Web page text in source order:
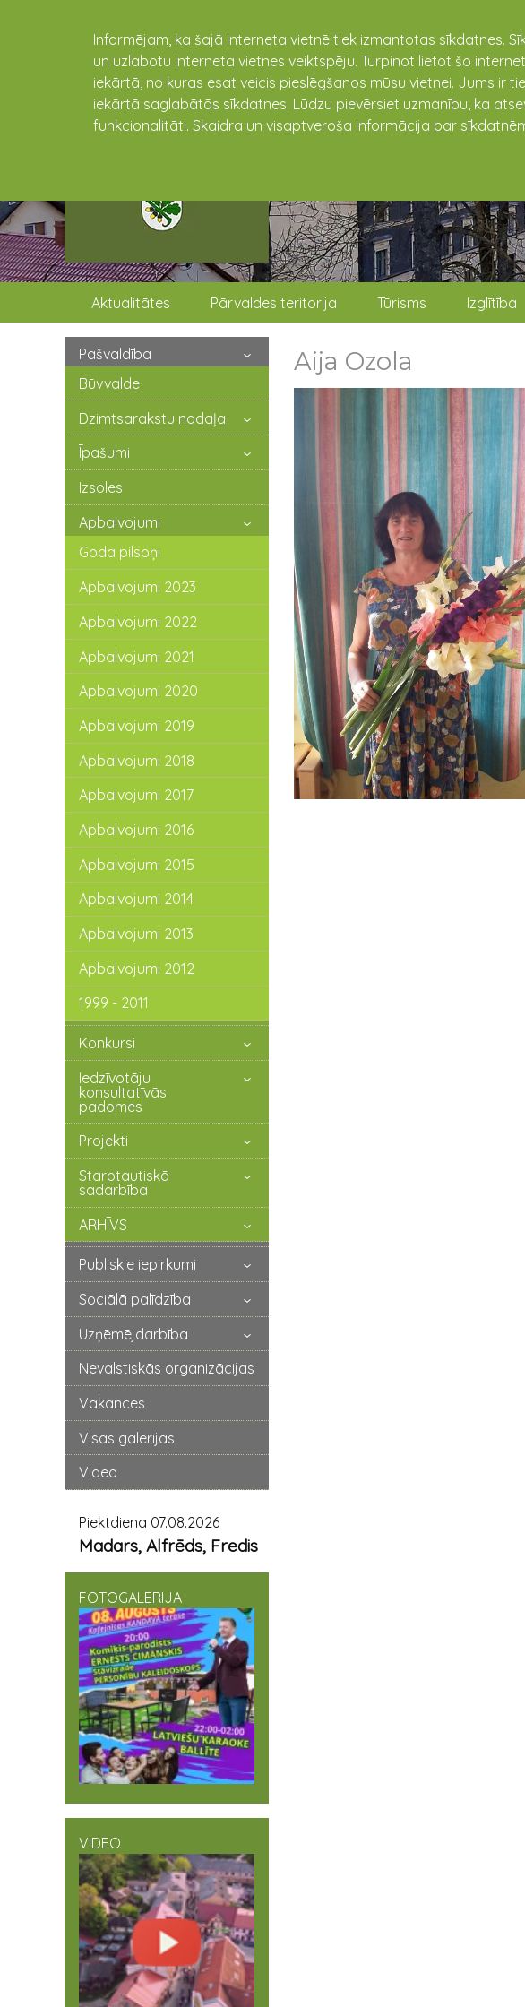
Informējam, ka šajā interneta vietnē tiek izmantotas sīkdatnes.
un uzlabotu interneta vietnes veiktspēju. Turpinot lietot šo
iekārtā, no kuras esat veicis pieslēgšanos mūsu vietnei. Jums ir
iekārtā saglabātās sīkdatnes. Lūdzu pievērsiet uzmanību, ka
funkcionalitāti. Skaidra un visaptveroša informācija par
Aktualitātes Pārvaldes teritorija Tūrisms Izglītība
Pašvaldība
Būvvalde
Dzimtsarakstu nodaļa
Īpašumi
Izsoles
Apbalvojumi
Goda pilsoņi
Apbalvojumi 2023
Apbalvojumi 2022
Apbalvojumi 2021
Apbalvojumi 2020
Apbalvojumi 2019
Apbalvojumi 2018
Apbalvojumi 2017
Apbalvojumi 2016
Apbalvojumi 2015
Apbalvojumi 2014
Apbalvojumi 2013
Apbalvojumi 2012
1999 - 2011
Konkursi
Iedzīvotāju
konsultatīvās
padomes
Projekti
Starptautiskā
sadarbība
ARHĪVS
Publiskie iepirkumi
Sociālā palīdzība
Uzņēmējdarbība
Nevalstiskās organizācijas
Vakances
Visas galerijas
Video
Piektdiena 07.08.2026
Madars, Alfrēds, Fredis
FOTOGALERIJA
VIDEO
Aija Ozola